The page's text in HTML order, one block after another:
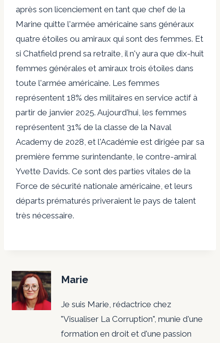
après son licenciement en tant que chef de la
Marine quitte l'armée américaine sans généraux
quatre étoiles ou amiraux qui sont des femmes. Et
si Chatfield prend sa retraite, il n'y aura que dix-huit
femmes générales et amiraux trois étoiles dans
toute l'armée américaine. Les femmes
représentent 18% des militaires en service actif à
partir de janvier 2025. Aujourd'hui, les femmes
représentent 31% de la classe de la Naval
Academy de 2028, et l'Académie est dirigée par sa
première femme surintendante, le contre-amiral
Yvette Davids. Ce sont des parties vitales de la
Force de sécurité nationale américaine, et leurs
départs prématurés priveraient le pays de talent
très nécessaire.
Marie
Je suis Marie, rédactrice chez
"Visualiser La Corruption", munie d'une
formation en droit et d'une passion